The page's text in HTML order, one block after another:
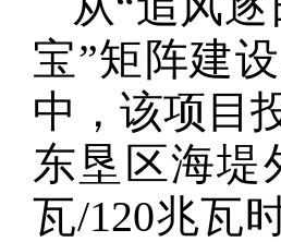
宝”矩阵建
中，该项目
东垦区海堤
瓦/120兆瓦